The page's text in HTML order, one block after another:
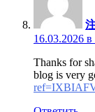
16.03.2026 в
Thanks for
blog is very